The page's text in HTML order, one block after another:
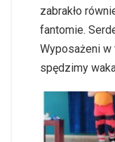
zabrakło
fantomie.
Wyposażeni
spędzimy